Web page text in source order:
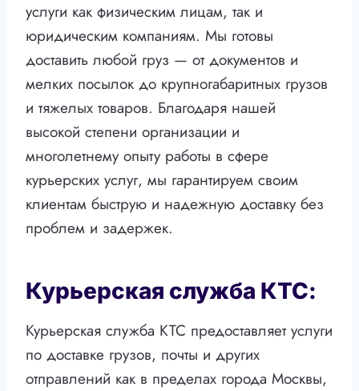
услуги как физическим лицам, так и
юридическим компаниям. Мы готовы
доставить любой груз — от документов и
мелких посылок до крупногабаритных грузов
и тяжелых товаров. Благодаря нашей
высокой степени организации и
многолетнему опыту работы в сфере
курьерских услуг, мы гарантируем своим
клиентам быструю и надежную доставку без
проблем и задержек.
Курьерская служба КТС:
Курьерская служба КТС предоставляет услуги
по доставке грузов, почты и других
отправлений как в пределах города Москвы,